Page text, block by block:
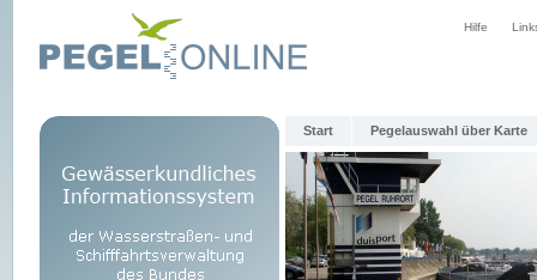
Hilfe
Start Pegelauswahl über Karte